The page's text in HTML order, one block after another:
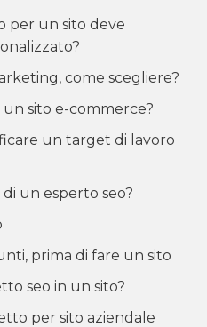
per un sito deve
come scegliere?
un sito e-commerce?
un target di lavoro
un esperto seo?
prima di fare un sito
seo in un sito?
per sito aziendale